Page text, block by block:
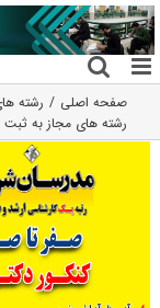
رفتن
به
محتوا
صفحه اصلی رشته
رشته های مجاز به